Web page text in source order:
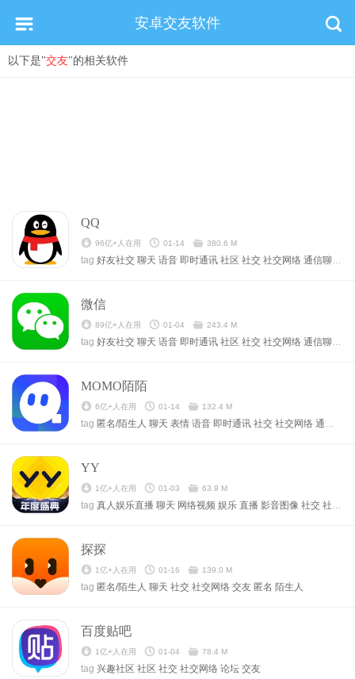
安卓交友软件
以下是"交友"的相关软件
QQ
96亿+人在用 01-14 380.6 M
tag 好友社交 聊天 语音 即时通讯 社区 社交 社交网络 通信聊天
微信
89亿+人在用 01-04 243.4 M
tag 好友社交 聊天 语音 即时通讯 社区 社交 社交网络 通信聊天
MOMO陌陌
6亿+人在用 01-14 132.4 M
tag 匿名/陌生人 聊天 表情 语音 即时通讯 社交 社交网络 通信聊天
YY
1亿+人在用 01-03 63.9 M
tag 真人娱乐直播 聊天 网络视频 娱乐 直播 影音图像 社交 社交网络
探探
1亿+人在用 01-16 139.0 M
tag 匿名/陌生人 聊天 社交 社交网络 交友 匿名 陌生人
百度贴吧
1亿+人在用 01-04 78.4 M
tag 兴趣社区 社区 社交 社交网络 论坛 交友